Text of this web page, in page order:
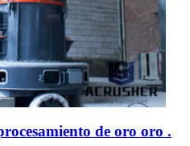
de oro oro .